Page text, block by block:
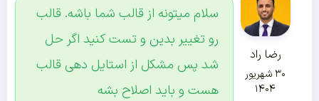
رضا راد
۳۰ شهریور
۱۴۰۴
سلام میتونه از قالب شما باشه. قالب
رو تغییر بدین و تست کنید اگر حل
شد پس مشکل از استایل دهی قالب
هست و باید اصلاح بشه